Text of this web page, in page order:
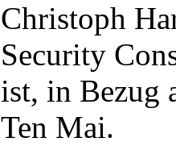
Christoph
Security
ist, in Bezug
Ten Mai.